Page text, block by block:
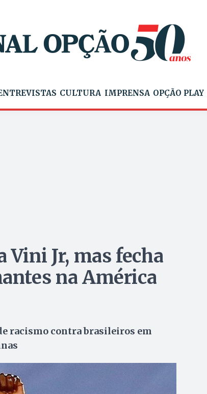
CULTURA IMPRENSA OPÇÃO PLAY
Jr, mas fecha
na América
racismo contra brasileiros em